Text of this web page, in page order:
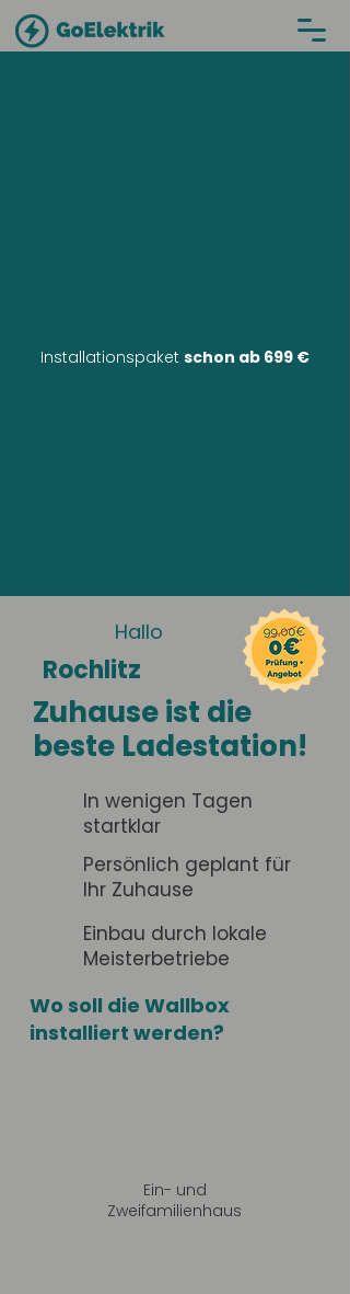
Installationspaket schon ab 699 €
Hallo
Rochlitz
Zuhause ist die
beste Ladestation!
In wenigen Tagen
startklar
Persönlich geplant für
Ihr Zuhause
Einbau durch lokale
Meisterbetriebe
Wo soll die Wallbox
installiert werden?
Ein- und
Zweifamilienhaus